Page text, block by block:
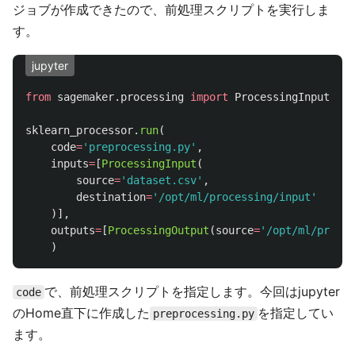
ジョブが作成できたので、前処理スクリプトを実行しま
す。
jupyter
from sagemaker.processing import ProcessingInput
sklearn_processor. run(
code=' preprocessing.py' ,
inputs= [ProcessingInput (
source=' dataset.csv' ,
destination=' /opt/ml/processing/input '
)],
outputs= [ProcessingOutput (source=' /opt/ml/
)
code で、前処理スクリプトを指定します。今回はjupyter
のHome直下に作成した preprocessing.py を指定してい
ます。